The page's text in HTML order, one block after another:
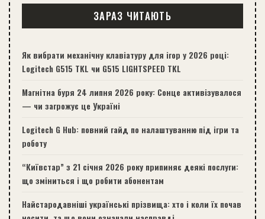
ЗАРАЗ ЧИТАЮТЬ
Як вибрати механічну клавіатуру для ігор у 2026 році:
Logitech G515 TKL чи G515 LIGHTSPEED TKL
Магнітна буря 24 липня 2026 року: Сонце активізувалося
— чи загрожує це Україні
Logitech G Hub: повний гайд по налаштуванню під ігри та
роботу
“Київстар” з 21 січня 2026 року припиняє деякі послуги:
що зміниться і що робити абонентам
Найстародавніші українські прізвища: хто і коли їх почав